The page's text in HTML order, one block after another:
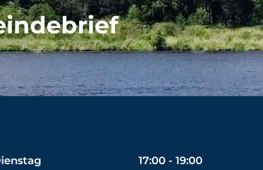
17:00 - 19:00